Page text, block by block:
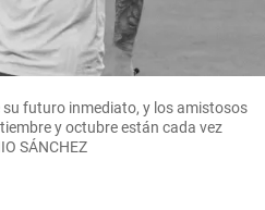
futuro inmediato, y los amistosos
y octubre están cada vez
SÁNCHEZ